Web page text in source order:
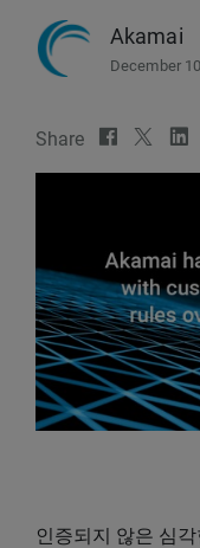
Akamai
December
Share
인증되지 않은 심